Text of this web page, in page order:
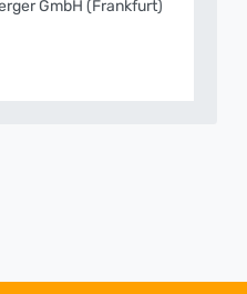
GmbH (Frankfurt)